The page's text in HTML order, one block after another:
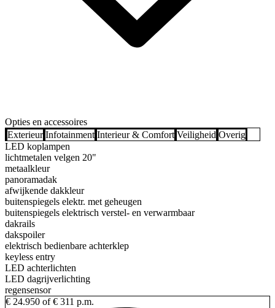
Opties en accessoires
Exterieur Infotainment Interieur & Comfort Veiligheid Overig
LED koplampen
lichtmetalen velgen 20"
metaalkleur
panoramadak
afwijkende dakkleur
buitenspiegels elektr. met geheugen
buitenspiegels elektrisch verstel- en verwarmbaar
dakrails
dakspoiler
elektrisch bedienbare achterklep
keyless entry
LED achterlichten
LED dagrijverlichting
regensensor
€ 24.950 of € 311 p.m.